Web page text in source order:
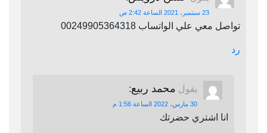
23 سبتمبر، 2021 الساعة 2:42 ص
تواصل معي علي الواتساب 00249905364318
رد
يقول محمد ربيع:
30 مارس، 2022 الساعة 1:56 م
انا اشتري حضرتك